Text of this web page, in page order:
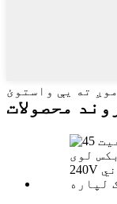
ته یې واستوئ
محصولات